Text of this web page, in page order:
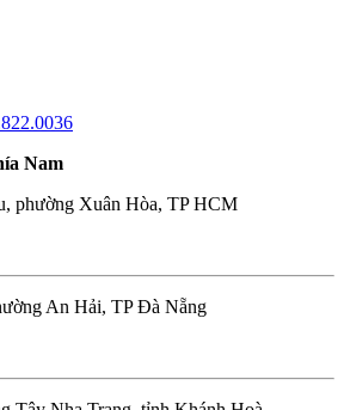
Nam
phường Xuân Hòa, TP HCM
An Hải, TP Đà Nẵng